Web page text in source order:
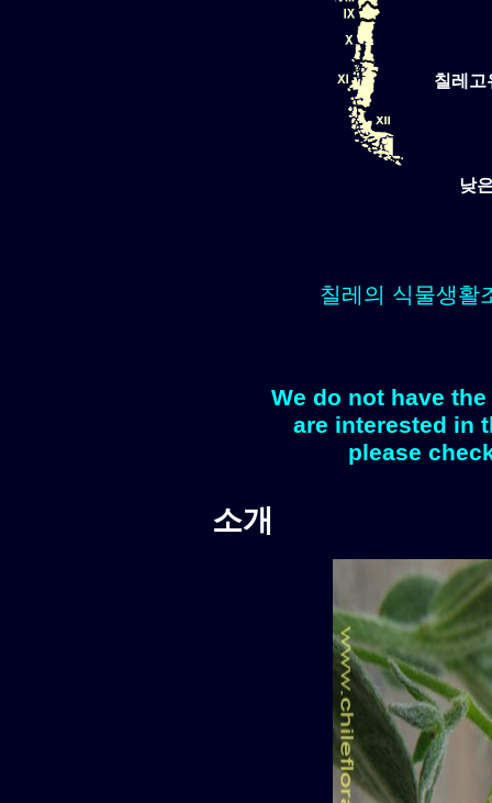
칠레
낮
칠레의 식물생활
We do not have
are interested in
please
소개